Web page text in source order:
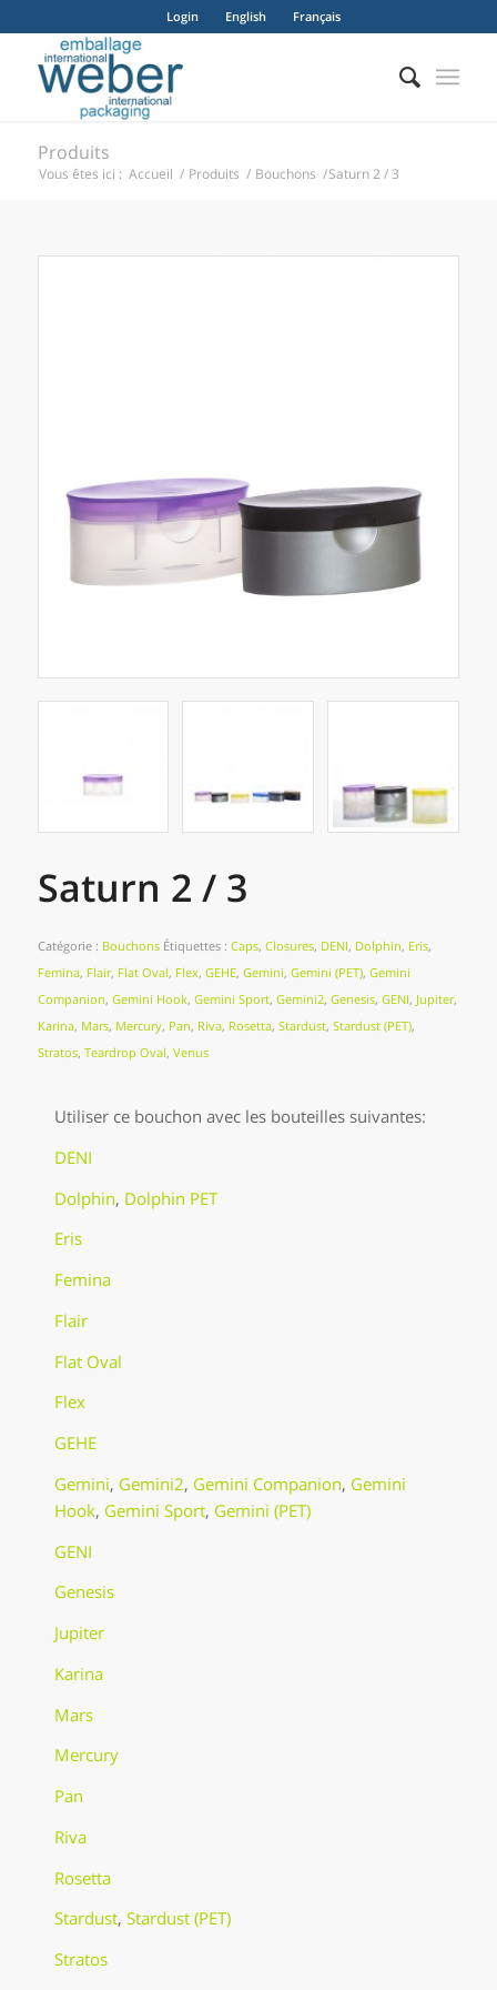
Login English Français
Produits
Vous êtes ici : Accueil / Produits / Bouchons /Saturn 2 / 3
Saturn 2 / 3
Catégorie : Bouchons Étiquettes : Caps, Closures, DENI, Dolphin, Eris,
Femina, Flair, Flat Oval, Flex, GEHE, Gemini, Gemini (PET), Gemini
Companion, Gemini Hook, Gemini Sport, Gemini2, Genesis, GENI, Jupiter,
Karina, Mars, Mercury, Pan, Riva, Rosetta, Stardust, Stardust (PET),
Stratos, Teardrop Oval, Venus
Utiliser ce bouchon avec les bouteilles suivantes:
DENI
Dolphin, Dolphin PET
Eris
Femina
Flair
Flat Oval
Flex
GEHE
Gemini, Gemini2, Gemini Companion, Gemini
Hook, Gemini Sport, Gemini (PET)
GENI
Genesis
Jupiter
Karina
Mars
Mercury
Pan
Riva
Rosetta
Stardust, Stardust (PET)
Stratos